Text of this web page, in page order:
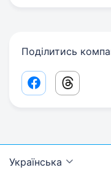
Поділитись
Facebook share
Threads
Українська